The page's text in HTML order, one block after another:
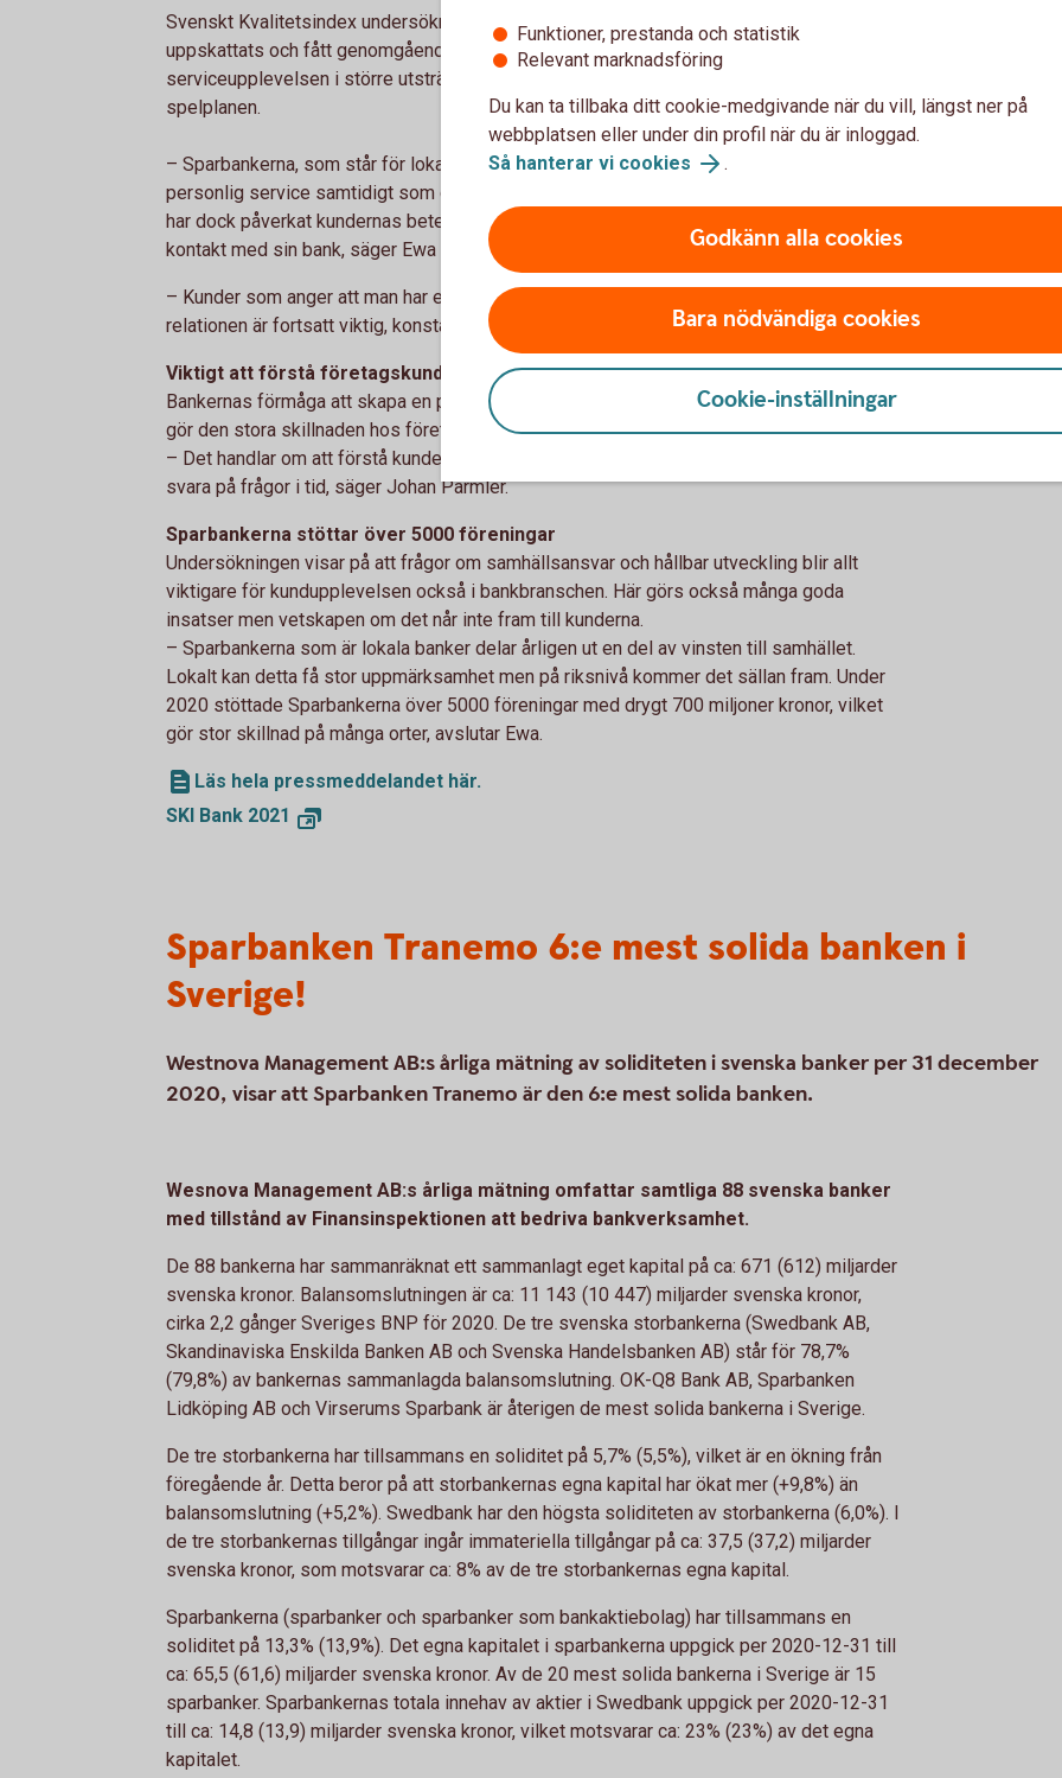
Svenskt Kvalitetsindex undersökning visar att digitala tjänster och funktioner länge har
uppskattats och fått genomgående höga betyg, samtidigt som den personliga
serviceupplevelsen i större utsträckning drivit hur nöjd man är. Här har pandemin ändrat
spelplanen.
– Sparbankerna, som står för lokalt producerad finansiell infrastruktur, satsar mycket på
personlig service samtidigt som de är digitala, vilket är ett vinnande koncept. Pandemin
har dock påverkat kundernas beteende och många har tvingats ha mindre personlig
kontakt med sin bank, säger Ewa Andersen vd Sparbankernas Riksförbund.
– Kunder som anger att man har en personlig kontakt­person är nöjdare. Den mänskliga
relationen är fortsatt viktig, konstaterar Johan Parmler vd på Svenskt Kvalitetsindex.
Viktigt att förstå företagskundernas behov
Bankernas förmåga att skapa en personlig kundrelation och att ligga nära kundens affär
gör den stora skillnaden hos företagskunderna.
– Det handlar om att förstå kundens behov, vara serviceinriktad, ta snabba beslut och
svara på frågor i tid, säger Johan Parmler.
Sparbankerna stöttar över 5000 föreningar
Undersökningen visar på att frågor om samhällsansvar och hållbar utveckling blir allt
viktigare för kundupplevelsen också i bankbranschen. Här görs också många goda
insatser men vetskapen om det når inte fram till kunderna.
– Sparbankerna som är lokala banker delar årligen ut en del av vinsten till samhället.
Lokalt kan detta få stor uppmärksamhet men på riksnivå kommer det sällan fram. Under
2020 stöttade Sparbankerna över 5000 föreningar med drygt 700 miljoner kronor, vilket
gör stor skillnad på många orter, avslutar Ewa.
Läs hela pressmeddelandet här.
SKI Bank 2021
Sparbanken Tranemo 6:e mest solida banken i
Sverige!
Westnova Management AB:s årliga mätning av soliditeten i svenska banker per 31 december
2020, visar att Sparbanken Tranemo är den 6:e mest solida banken.
Wesnova Management AB:s årliga mätning omfattar samtliga 88 svenska banker
med tillstånd av Finansinspektionen att bedriva bankverksamhet.
De 88 bankerna har sammanräknat ett sammanlagt eget kapital på ca: 671 (612) miljarder
svenska kronor. Balansomslutningen är ca: 11 143 (10 447) miljarder svenska kronor,
cirka 2,2 gånger Sveriges BNP för 2020. De tre svenska storbankerna (Swedbank AB,
Skandinaviska Enskilda Banken AB och Svenska Handelsbanken AB) står för 78,7%
(79,8%) av bankernas sammanlagda balansomslutning. OK-Q8 Bank AB, Sparbanken
Lidköping AB och Virserums Sparbank är återigen de mest solida bankerna i Sverige.
De tre storbankerna har tillsammans en soliditet på 5,7% (5,5%), vilket är en ökning från
föregående år. Detta beror på att storbankernas egna kapital har ökat mer (+9,8%) än
balansomslutning (+5,2%). Swedbank har den högsta soliditeten av storbankerna (6,0%). I
de tre storbankernas tillgångar ingår immateriella tillgångar på ca: 37,5 (37,2) miljarder
svenska kronor, som motsvarar ca: 8% av de tre storbankernas egna kapital.
Sparbankerna (sparbanker och sparbanker som bankaktiebolag) har tillsammans en
soliditet på 13,3% (13,9%). Det egna kapitalet i sparbankerna uppgick per 2020-12-31 till
ca: 65,5 (61,6) miljarder svenska kronor. Av de 20 mest solida bankerna i Sverige är 15
sparbanker. Sparbankernas totala innehav av aktier i Swedbank uppgick per 2020-12-31
till ca: 14,8 (13,9) miljarder svenska kronor, vilket motsvarar ca: 23% (23%) av det egna
kapitalet.
Funktioner, prestanda och statistik
Relevant marknadsföring
Du kan ta tillbaka ditt cookie-medgivande när du vill, längst ner på
webbplatsen eller under din profil när du är inloggad.
Så hanterar vi cookies
.
Godkänn alla cookies
Bara nödvändiga cookies
Cookie-inställningar